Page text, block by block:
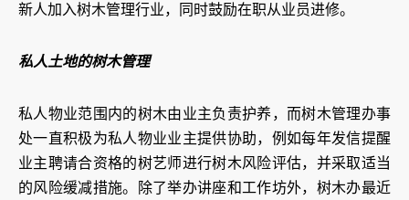
新人加入树木管理行业，同时鼓励在职从业员进修。
私人土地的树木管理
私人物业范围内的树木由业主负责护养，而树木管理办事
处一直积极为私人物业业主提供协助，例如每年发信提醒
业主聘请合资格的树艺师进行树木风险评估，并采取适当
的风险缓减措施。除了举办讲座和工作坊外，树木办最近